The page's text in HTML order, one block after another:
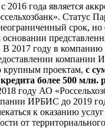
года является
Статус
срок, но
основании
В 2017 году в компанию
компании
крупным проектам, с
более 500 млн.
году АО
ИРБИС до 2019
к оказанию
от